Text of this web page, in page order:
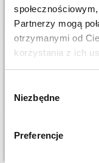
Partnerzy mogą
otrzymanymi od
korzystania z ich
zgody
Niezbędne
Preferencje